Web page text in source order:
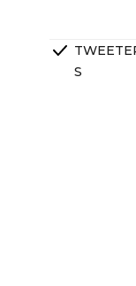
S